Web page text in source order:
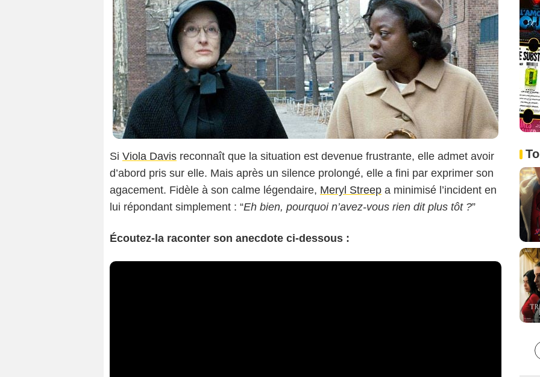
Si Viola Davis reconnaît que la situation est devenue frustrante, elle admet avoir
d’abord pris sur elle. Mais après un silence prolongé, elle a fini par exprimer son
agacement. Fidèle à son calme légendaire, Meryl Streep a minimisé l’incident en
lui répondant simplement : “Eh bien, pourquoi n’avez-vous rien dit plus tôt ?”
Écoutez-la raconter son anecdote ci-dessous :